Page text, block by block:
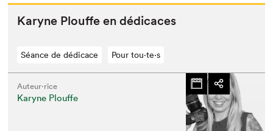
Karyne Plouffe en dédicaces
Séance de dédicace Pour tou⋅te⋅s
Auteur·rice
Karyne Plouffe